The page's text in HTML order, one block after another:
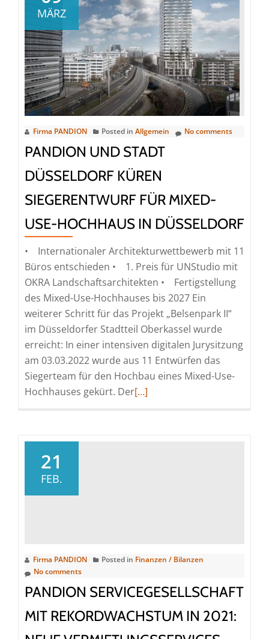
gewinnen
Wettbewerb
für
neues
PANDION
OFFICEHOME
in
Düsseldorf
MÄRZ
Firma PANDION Posted in Allgemein No comments
PANDION UND STADT
DÜSSELDORF KÜREN
SIEGERENTWURF FÜR MIXED-
USE-HOCHHAUS IN DÜSSELDORF
• Internationaler Architekturwettbewerb mit 11
Büros entschieden • 1. Preis für UNStudio mit
OKRA Landschaftsarchitekten • Fertigstellung
des Mixed-Use-Hochhauses bis 2027 Ein
weiterer Schritt für das Projekt „Belsenpark II“
im Düsseldorfer Stadtteil Oberkassel wurde
erreicht: In einer intensiven digitalen Jurysitzung
am 03.03.2022 wurde aus 11 Entwürfen das
Siegerteam für den Hochbau eines Mixed-Use-
Hochhauses gekürt. DerRead
Use-
in
Düsseldorf
[…]
21
FEB.
Firma PANDION Posted in Finanzen / Bilanzen
No comments
PANDION SERVICEGESELLSCHAFT
MIT REKORDWACHSTUM IN 2021: